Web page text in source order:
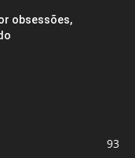
obsessões,
93